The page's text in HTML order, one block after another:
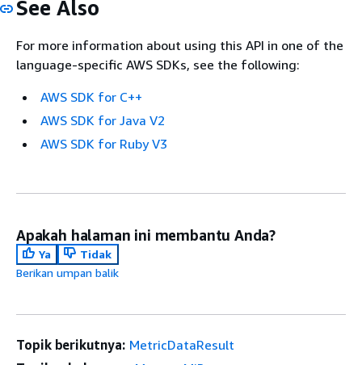
See Also
For more information about using this API in one of the
language-specific AWS SDKs, see the following:
AWS SDK for C++
AWS SDK for Java V2
AWS SDK for Ruby V3
Apakah halaman ini membantu Anda?
Ya
Tidak
Berikan umpan balik
Topik berikutnya: MetricDataResult